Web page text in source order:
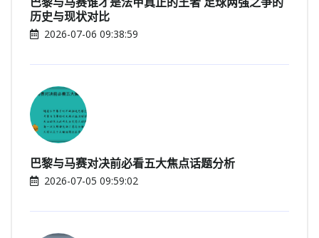
历史与现状对比
2026-07-06 09:38:59
巴黎与马赛对决前必看五大焦点话题分析
2026-07-05 09:59:02